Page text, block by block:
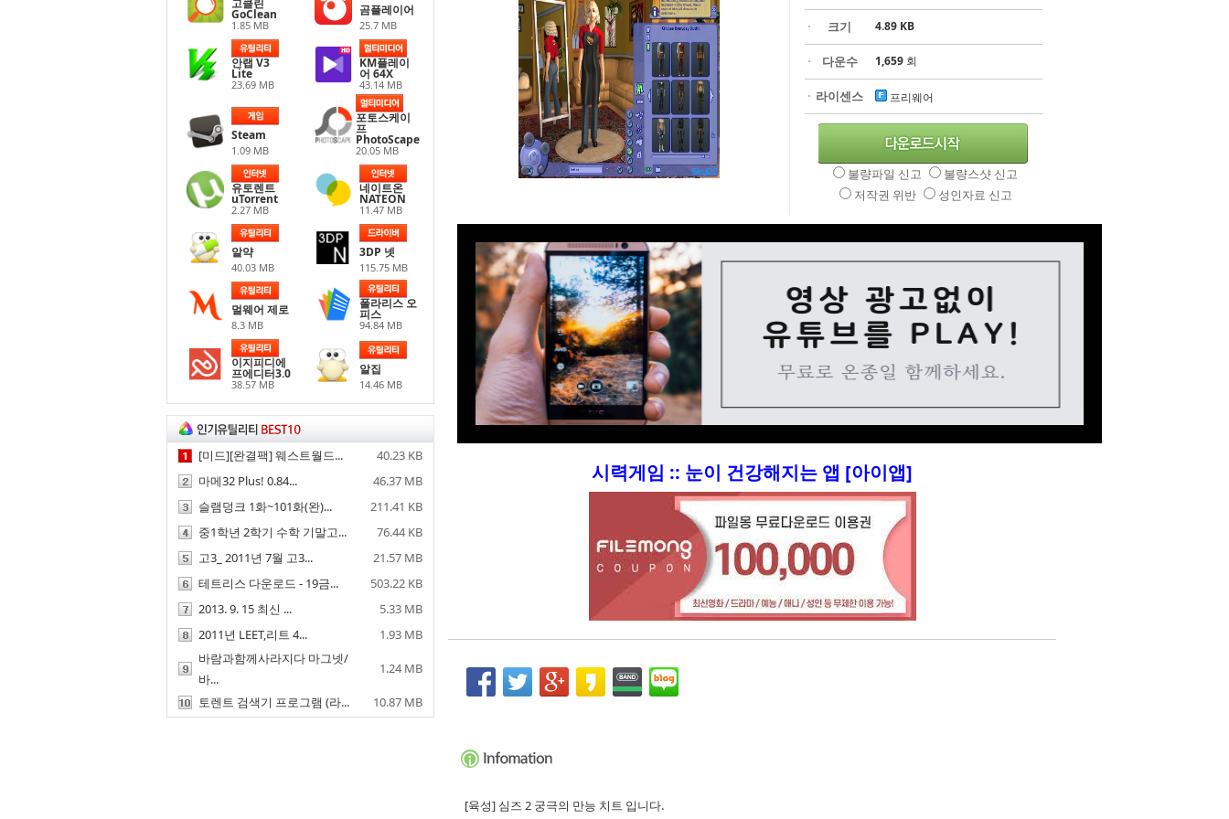
고클린
GoClean
1.85 MB
곰플레이어
25.7 MB
안랩 V3
Lite
23.69 MB
KM플레이
어 64X
43.14 MB
Steam
1.09 MB
포토스케이
프
PhotoScape
20.05 MB
유토렌트
uTorrent
2.27 MB
네이트온
NATEON
11.47 MB
알약
40.03 MB
3DP 넷
115.75 MB
멀웨어 제로
8.3 MB
폴라리스 오
피스
94.84 MB
이지피디에
프에디터3.0
38.57 MB
알집
14.46 MB
[미드][완결팩] 웨스트월드...
40.23 KB
마메32 Plus! 0.84...
46.37 MB
슬램덩크 1화~101화(완)...
211.41 KB
중1학년 2학기 수학 기말고...
76.44 KB
고3_ 2011년 7월 고3...
21.57 MB
테트리스 다운로드 - 19금...
503.22 KB
2013. 9. 15 최신 ...
5.33 MB
2011년 LEET,리트 4...
1.93 MB
바람과함께사라지다 마그넷/
바...
1.24 MB
토렌트 검색기 프로그램 (라... 10.87 MB
크기 4.89 KB
다운수 1,659회
라이센스 프리웨어
불량파일 신고
불량스샷 신고
저작권 위반
성인자료 신고
시력게임 :: 눈이 건강해지는 앱 [아이앱]
[육성] 심즈 2 궁극의 만능 치트 입니다.